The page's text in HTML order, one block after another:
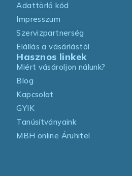
Adattörlő kód
Impresszum
Szervizpartnerség
Elállás a vásárlástól
Hasznos linkek
Miért vásároljon nálunk?
Blog
Kapcsolat
GYIK
Tanúsítványaink
MBH online Áruhitel